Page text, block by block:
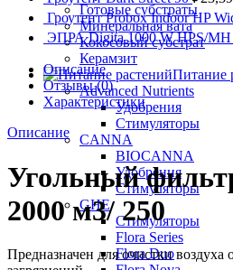
Готовые субстраты
Минеральная вата
Кокосовый субстрат
Керамзит
Питание
Advanced Nutrients
Удобрения
Стимуляторы
CANNA
BIOCANNA
Удобрения
Стимуляторы
GHE
Стимуляторы
Flora Series
Flora Duo
Гроутент Probox Indoor HP
ЭПРА Digita 1000 W HPS/MH
Описание
Отзывы (0)
Характеристики
Описание
Угольный
2000 м3/ 250
Предназначен для очистки воздуха